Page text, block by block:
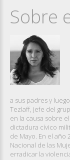
Sobre
a sus padres y
Tezlaff, jefe del
en la causa sobre
dictadura cívico
de Mayo. En el año
Nacional de las
erradicar la